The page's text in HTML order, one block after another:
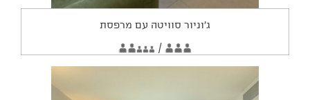
ג'וניור סוויטה עם מרפסת
מתאים
2
/ 3